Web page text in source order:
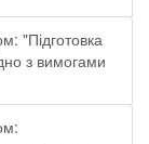
"Підготовка
з вимогами